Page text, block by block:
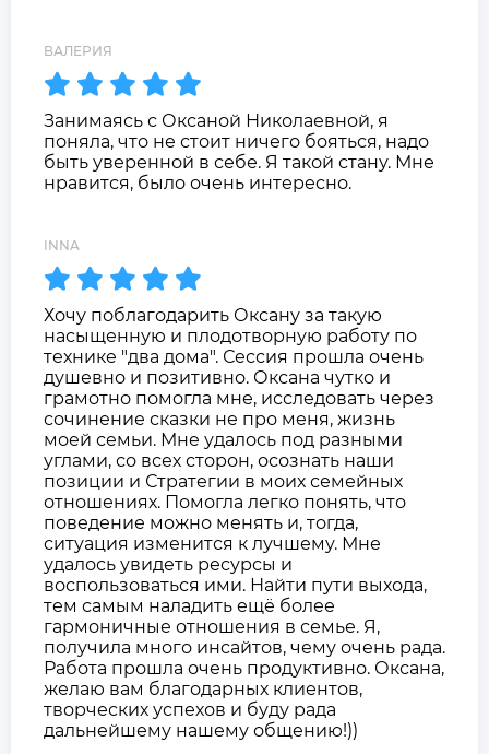
ВАЛЕРИЯ
Занимаясь с Оксаной Николаевной, я
поняла, что не стоит ничего бояться, надо
быть уверенной в себе. Я такой стану. Мне
нравится, было очень интересно.
INNA
Хочу поблагодарить Оксану за такую
насыщенную и плодотворную работу по
технике "два дома". Сессия прошла очень
душевно и позитивно. Оксана чутко и
грамотно помогла мне, исследовать через
сочинение сказки не про меня, жизнь
моей семьи. Мне удалось под разными
углами, со всех сторон, осознать наши
позиции и Стратегии в моих семейных
отношениях. Помогла легко понять, что
поведение можно менять и, тогда,
ситуация изменится к лучшему. Мне
удалось увидеть ресурсы и
воспользоваться ими. Найти пути выхода,
тем самым наладить ещё более
гармоничные отношения в семье. Я,
получила много инсайтов, чему очень рада.
Работа прошла очень продуктивно. Оксана,
желаю вам благодарных клиентов,
творческих успехов и буду рада
дальнейшему нашему общению!))